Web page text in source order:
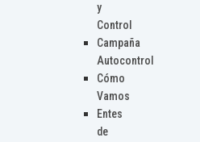
y
Control
Campaña
Autocontrol
Cómo
Vamos
Entes
de